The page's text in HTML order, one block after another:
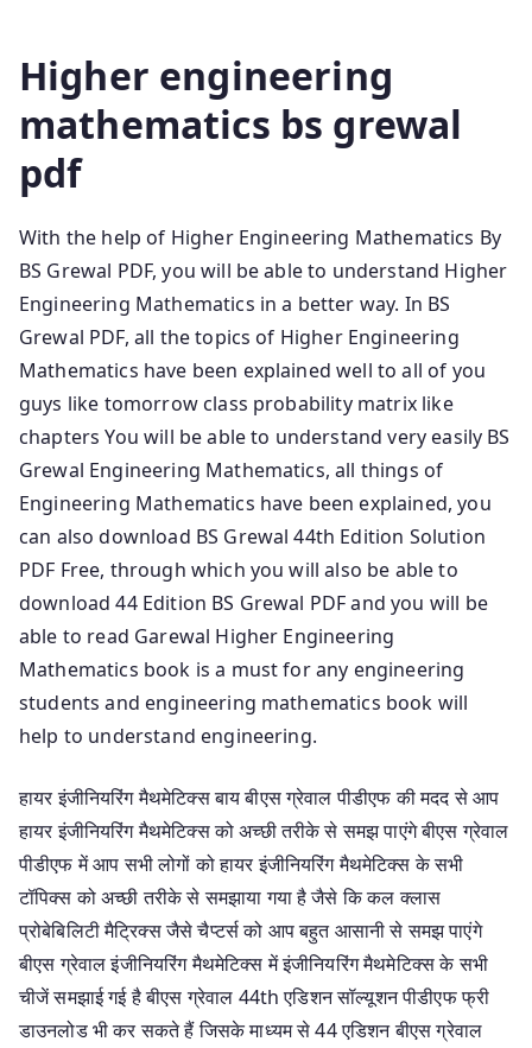
Higher engineering
mathematics bs grewal
pdf
With the help of Higher Engineering Mathematics By
BS Grewal PDF, you will be able to understand Higher
Engineering Mathematics in a better way. In BS
Grewal PDF, all the topics of Higher Engineering
Mathematics have been explained well to all of you
guys like tomorrow class probability matrix like
chapters You will be able to understand very easily BS
Grewal Engineering Mathematics, all things of
Engineering Mathematics have been explained, you
can also download BS Grewal 44th Edition Solution
PDF Free, through which you will also be able to
download 44 Edition BS Grewal PDF and you will be
able to read Garewal Higher Engineering
Mathematics book is a must for any engineering
students and engineering mathematics book will
help to understand engineering.
हायर इंजीनियरिंग मैथमेटिक्स बाय बीएस ग्रेवाल पीडीएफ की मदद से आप
हायर इंजीनियरिंग मैथमेटिक्स को अच्छी तरीके से समझ पाएंगे बीएस ग्रेवाल
पीडीएफ में आप सभी लोगों को हायर इंजीनियरिंग मैथमेटिक्स के सभी
टॉपिक्स को अच्छी तरीके से समझाया गया है जैसे कि कल क्लास
प्रोबेबिलिटी मैट्रिक्स जैसे चैप्टर्स को आप बहुत आसानी से समझ पाएंगे
बीएस ग्रेवाल इंजीनियरिंग मैथमेटिक्स में इंजीनियरिंग मैथमेटिक्स के सभी
चीजें समझाई गई है बीएस ग्रेवाल 44th एडिशन सॉल्यूशन पीडीएफ फ्री
डाउनलोड भी कर सकते हैं जिसके माध्यम से 44 एडिशन बीएस ग्रेवाल